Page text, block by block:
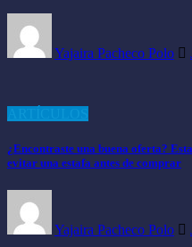
Yajaira Pacheco Polo
¿Encontraste una buena oferta?
evitar una estafa antes de comprar
Yajaira Pacheco Polo